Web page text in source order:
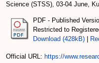
Science (STSS), 03-04 June,
PDF - Published
Restricted to
Download (428kB)
Official URL: https://